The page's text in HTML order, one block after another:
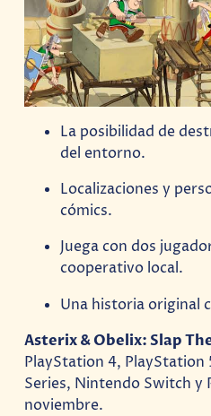
La posibilidad de
del entorno.
Localizaciones y
cómics.
Juega con dos
cooperativo local.
Una historia original
Asterix & Obelix: Slap
PlayStation 4, PlayStation
Series, Nintendo Switch y
noviembre.